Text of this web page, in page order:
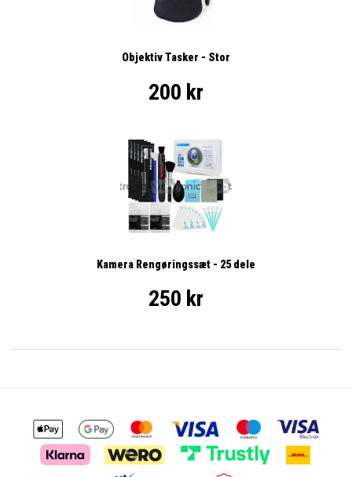
Objektiv Tasker - Stor
200 kr
Kamera Rengøringssæt - 25 dele
250 kr